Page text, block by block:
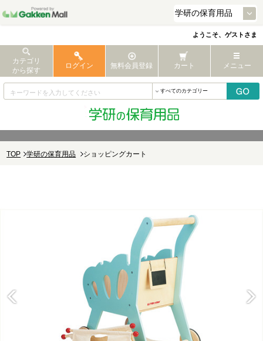
ようこそ、ゲストさま
カテゴリ
から探す
ログイン 無料会員登録 カート メニュー
TOP 学研の保育用品 ショッピングカート